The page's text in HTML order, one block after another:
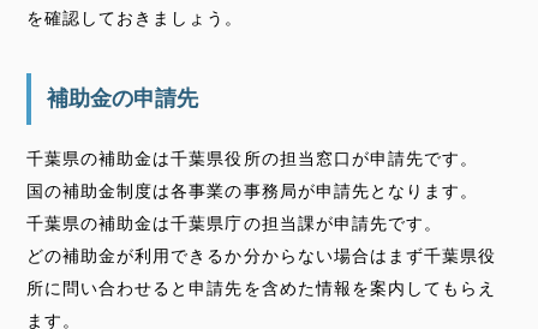
を確認しておきましょう。
補助金の申請先
千葉県の補助金は千葉県役所の担当窓口が申請先です。
国の補助金制度は各事業の事務局が申請先となります。
千葉県の補助金は千葉県庁の担当課が申請先です。
どの補助金が利用できるか分からない場合はまず千葉県役
所に問い合わせると申請先を含めた情報を案内してもらえ
ます。